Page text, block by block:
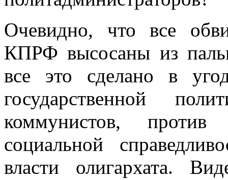
Очевидно, что все
КПРФ высосаны из
все это сделано в
государственной
коммунистов,
социальной
власти олигархата.